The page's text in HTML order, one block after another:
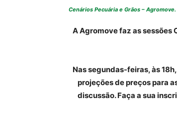
Cenários Pecuária e Grãos – Agromove.
A Agromove faz as sessões
Nas segundas-feiras, às
projeções de preços para
discussão. Faça a sua